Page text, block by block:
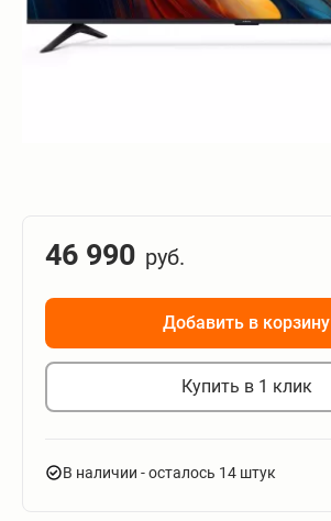
46 990 руб.
Добавить в корзину
Купить в 1 клик
В наличии - осталось 14 штук